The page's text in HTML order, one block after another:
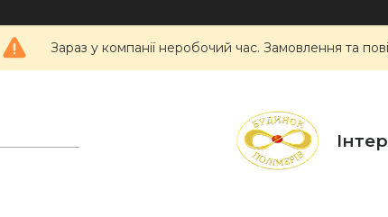
Зараз у компанії неробочий час. Замовлення та